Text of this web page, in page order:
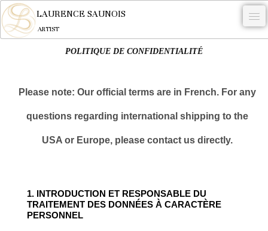
LAURENCE SAUNOIS
ARTIST
NEWS
CONTACT
POLITIQUE DE CONFIDENTIALITÉ
Please note: Our official terms are in French. For any
questions regarding international shipping to the
USA or Europe, please contact us directly.
1. INTRODUCTION ET RESPONSABLE DU
TRAITEMENT DES DONNÉES À CARACTÈRE
PERSONNEL